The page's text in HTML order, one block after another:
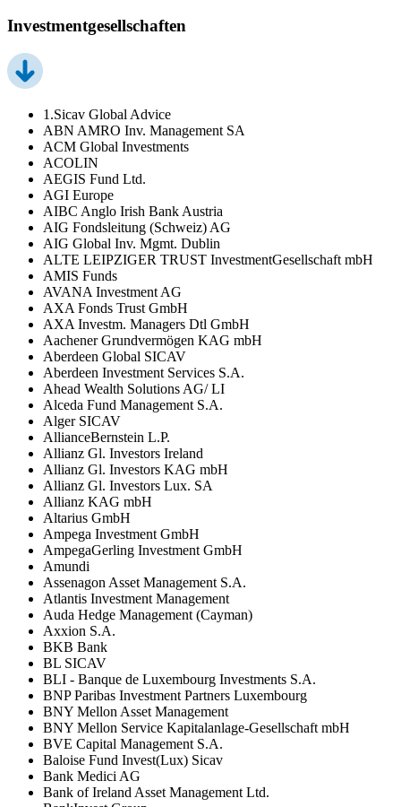
Investmentgesellschaften
1.Sicav Global Advice
ABN AMRO Inv. Management SA
ACM Global Investments
ACOLIN
AEGIS Fund Ltd.
AGI Europe
AIBC Anglo Irish Bank Austria
AIG Fondsleitung (Schweiz) AG
AIG Global Inv. Mgmt. Dublin
ALTE LEIPZIGER TRUST InvestmentGesellschaft mbH
AMIS Funds
AVANA Investment AG
AXA Fonds Trust GmbH
AXA Investm. Managers Dtl GmbH
Aachener Grundvermögen KAG mbH
Aberdeen Global SICAV
Aberdeen Investment Services S.A.
Ahead Wealth Solutions AG/ LI
Alceda Fund Management S.A.
Alger SICAV
AllianceBernstein L.P.
Allianz Gl. Investors Ireland
Allianz Gl. Investors KAG mbH
Allianz Gl. Investors Lux. SA
Allianz KAG mbH
Altarius GmbH
Ampega Investment GmbH
AmpegaGerling Investment GmbH
Amundi
Assenagon Asset Management S.A.
Atlantis Investment Management
Auda Hedge Management (Cayman)
Axxion S.A.
BKB Bank
BL SICAV
BLI - Banque de Luxembourg Investments S.A.
BNP Paribas Investment Partners Luxembourg
BNY Mellon Asset Management
BNY Mellon Service Kapitalanlage-Gesellschaft mbH
BVE Capital Management S.A.
Baloise Fund Invest(Lux) Sicav
Bank Medici AG
Bank of Ireland Asset Management Ltd.